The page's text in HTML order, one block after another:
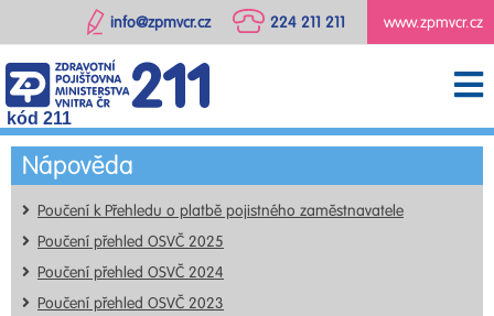
www.zpmvcr.cz
224 211 211
info@zpmvcr.cz
kód 211
Nápověda
Poučení k Přehledu o platbě pojistného zaměstnavatele
Poučení přehled OSVČ 2025
Poučení přehled OSVČ 2024
Poučení přehled OSVČ 2023